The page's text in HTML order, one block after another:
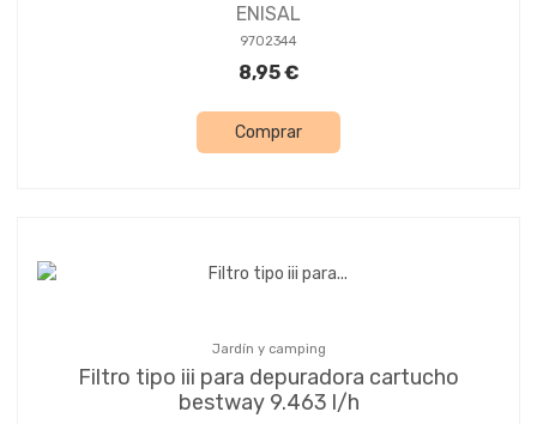
ENISAL
9702344
8,95 €
Comprar
Jardín y camping
Filtro tipo iii para depuradora cartucho
bestway 9.463 l/h